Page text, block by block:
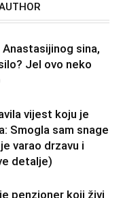
sina,
Jel ovo neko
vijest koju je
Smogla sam snage
varao drzavu i
detalje)
penzioner koji živi